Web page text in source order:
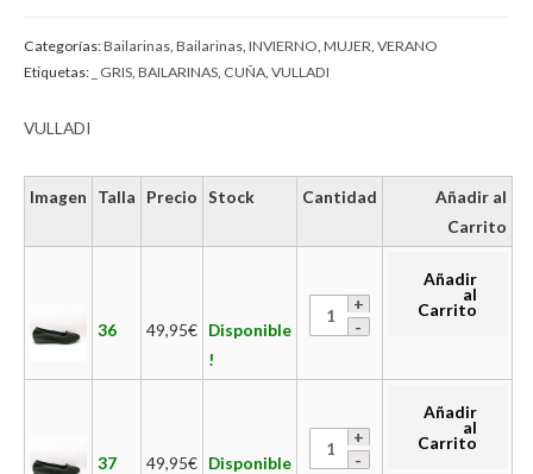
Categorías:Bailarinas Bailarinas INVIERNO MUJER VERANO
Etiquetas:
_ GRIS BAILARINAS CUÑA VULLADI
VULLADI
Imagen Talla Precio Stock Cantidad
Añadir al
Carrito
36 49,95€ Disponible
!
Añadir
al
Carrito
37 49,95€ Disponible
Añadir
al
Carrito